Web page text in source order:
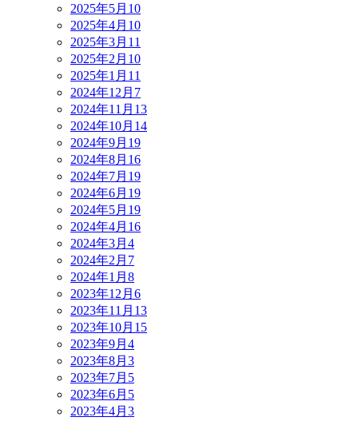
2025年5月 10
2025年4月 10
2025年3月 11
2025年2月 10
2025年1月 11
2024年12月 7
2024年11月 13
2024年10月 14
2024年9月 19
2024年8月 16
2024年7月 19
2024年6月 19
2024年5月 19
2024年4月 16
2024年3月 4
2024年2月 7
2024年1月 8
2023年12月 6
2023年11月 13
2023年10月 15
2023年9月 4
2023年8月 3
2023年7月 5
2023年6月 5
2023年4月 3